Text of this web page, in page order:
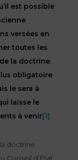
est possible
versées en
toutes les
la doctrine.
obligatoire
le sera à
laisse le
à venir[1]
doctrine
Conseil d’État